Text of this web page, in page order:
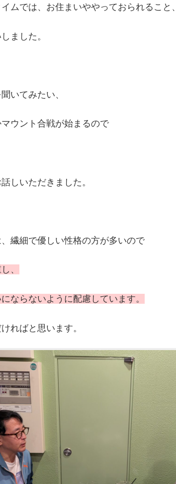
ムでは、お住まいややっておられること、
ました。
いてみたい、
ウント合戦が始まるので
しいただきました。
繊細で優しい性格の方が多いので
、
ならないように配慮しています。
ればと思います。